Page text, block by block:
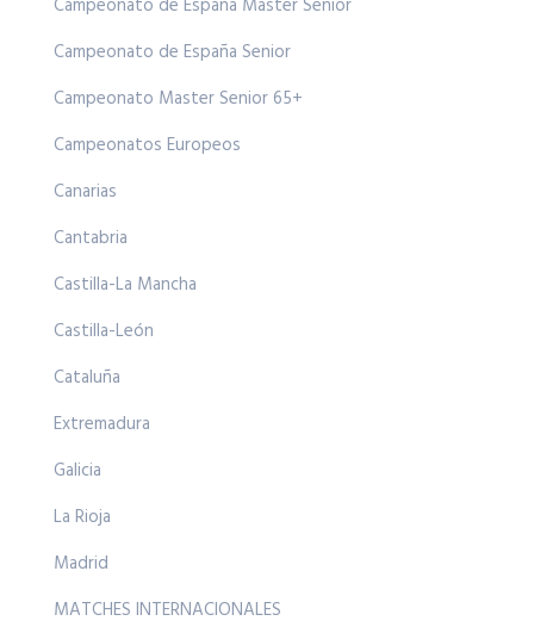
Campeonato de España Master Senior
Campeonato de España Senior
Campeonato Master Senior 65+
Campeonatos Europeos
Canarias
Cantabria
Castilla-La Mancha
Castilla-León
Cataluña
Extremadura
Galicia
La Rioja
Madrid
MATCHES INTERNACIONALES